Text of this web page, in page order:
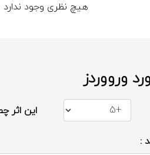
رقابت می‌شوند.
هیچ نظری وجود ندارد
ورووردز
این اثر
: